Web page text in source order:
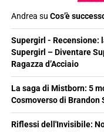
Andrea su Cos’è
Supergirl - Recensione:
Supergirl – Diventare
Ragazza d’Acciaio
La saga di Mistborn: 5
Cosmoverso di
Riflessi dell'Invisibile: